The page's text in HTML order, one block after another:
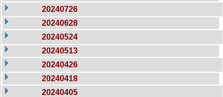
20240726
20240628
20240524
20240513
20240426
20240418
20240405